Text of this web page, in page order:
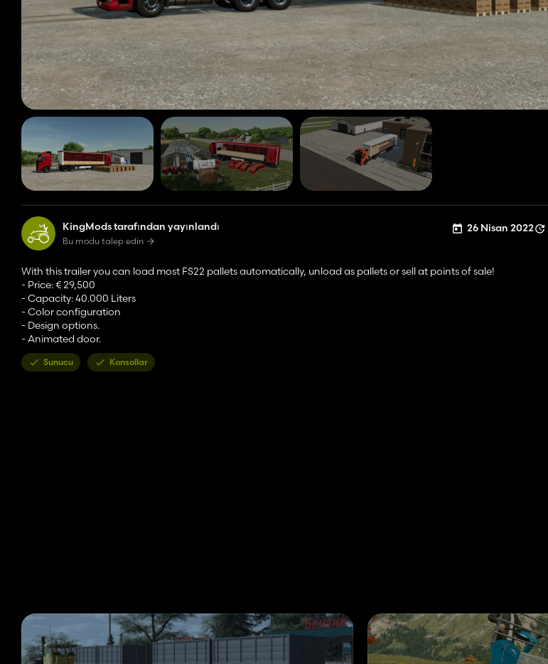
KingMods tarafından yayınlandı
Bu modu talep edin
26 Nisan 2022
With this trailer you can load most FS22 pallets automatically, unload as pallets or sell at points of sale!
- Price: € 29,500
- Capacity: 40.000 Liters
- Color configuration
- Design options.
- Animated door.
Sunucu Konsollar